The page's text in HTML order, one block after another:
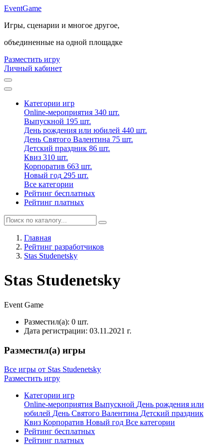
EventGame
Игры, сценарии и многое другое,
объединенные на одной площадке
Разместить игру
Личный кабинет
Категории игр
Online-мероприятия 340 шт.
Выпускной 195 шт.
День рождения или юбилей 440 шт.
День Святого Валентина 75 шт.
Детский праздник 86 шт.
Квиз 310 шт.
Корпоратив 663 шт.
Новый год 295 шт.
Все категории
Рейтинг бесплатных
Рейтинг платных
Главная
Рейтинг разработчиков
Stas Studenetsky
Stas Studenetsky
Event Game
Разместил(а): 0 шт.
Дата регистрации: 03.11.2021 г.
Разместил(а) игры
Все игры от Stas Studenetsky
Разместить игру
Категории игр
Online-мероприятия Выпускной День рождения или
юбилей День Святого Валентина Детский праздник
Квиз Корпоратив Новый год Все категории
Рейтинг бесплатных
Рейтинг платных